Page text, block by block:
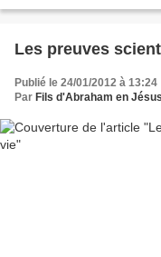
Les preuves
Publié le 24/01/2012 à 13:24
Par Fils d'Abraham en